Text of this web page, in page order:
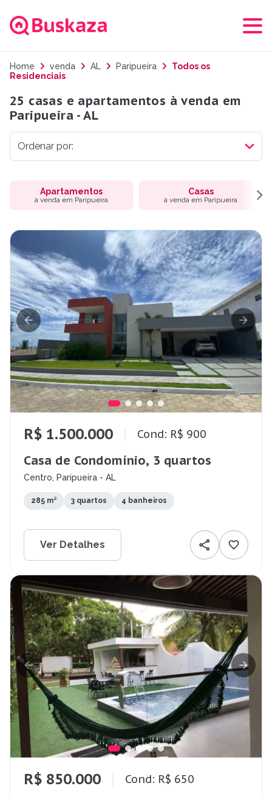
Home venda AL Paripueira
Todos os
Residenciais
25 casas e apartamentos à venda em
Paripueira - AL
Apartamentos
à venda em Paripueira
Casas
à venda em Paripueira
R$ 1.500.000 Cond: R$ 900
Casa de Condomínio, 3 quartos
Centro, Paripueira - AL
285 m² 3 quartos 4 banheiros
Ver Detalhes
R$ 850.000 Cond: R$ 650